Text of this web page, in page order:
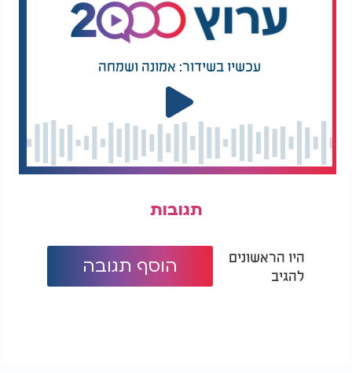
עכשיו בשידור: אמונה ושמחה
תגובות
היו הראשונים
להגיב
הוסף תגובה